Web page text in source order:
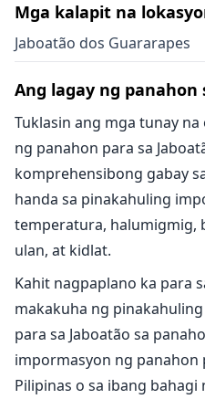
Mga kalapit na
Jaboatão dos Guararapes
Ang lagay ng panahon
Tuklasin ang mga tunay
ng panahon para sa
komprehensibong gabay
handa sa pinakahuling
temperatura, halumigmig,
ulan, at kidlat.
Kahit nagpaplano ka para
makakuha ng
para sa Jaboatão sa
impormasyon ng panahon
Pilipinas o sa ibang bahagi